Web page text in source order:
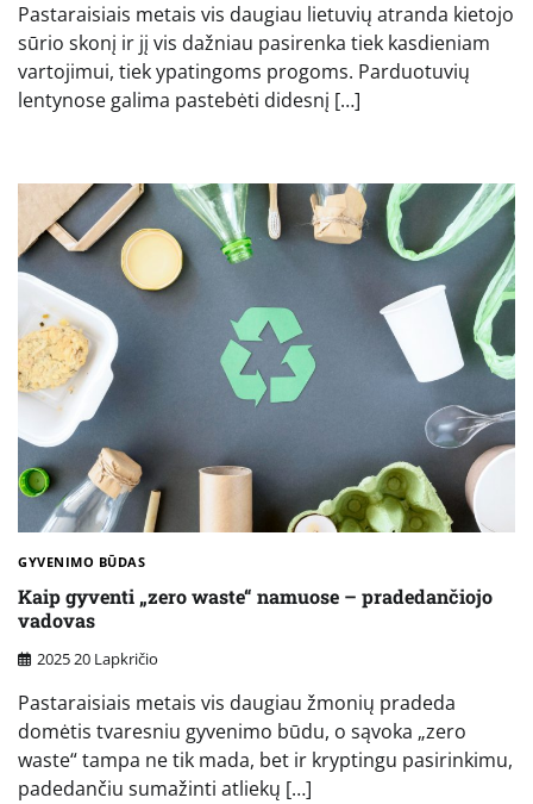
Pastaraisiais metais vis daugiau lietuvių atranda kietojo
sūrio skonį ir jį vis dažniau pasirenka tiek kasdieniam
vartojimui, tiek ypatingoms progoms. Parduotuvių
lentynose galima pastebėti didesnį […]
GYVENIMO BŪDAS
Kaip gyventi „zero waste“ namuose – pradedančiojo
vadovas
2025 20 Lapkričio
Pastaraisiais metais vis daugiau žmonių pradeda
domėtis tvaresniu gyvenimo būdu, o sąvoka „zero
waste“ tampa ne tik mada, bet ir kryptingu pasirinkimu,
padedančiu sumažinti atliekų […]